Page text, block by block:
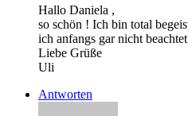
Hallo Daniela ,
so schön ! Ich bin total
ich anfangs gar nicht
Liebe Grüße
Uli
Antworten